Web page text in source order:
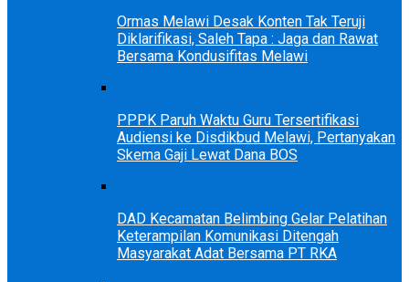
Ormas Melawi Desak Konten Tak Teruji
Diklarifikasi, Saleh Tapa : Jaga dan Rawat
Bersama Kondusifitas Melawi
PPPK Paruh Waktu Guru Tersertifikasi
Audiensi ke Disdikbud Melawi, Pertanyakan
Skema Gaji Lewat Dana BOS
DAD Kecamatan Belimbing Gelar Pelatihan
Keterampilan Komunikasi Ditengah
Masyarakat Adat Bersama PT RKA